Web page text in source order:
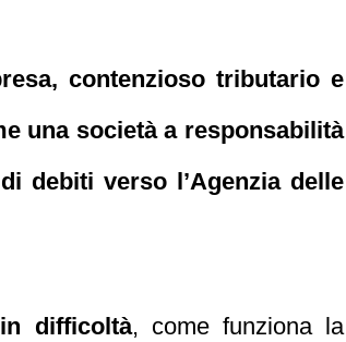
contenzioso tributario e
una società a responsabilità
debiti verso l’Agenzia delle
difficoltà, come funziona la